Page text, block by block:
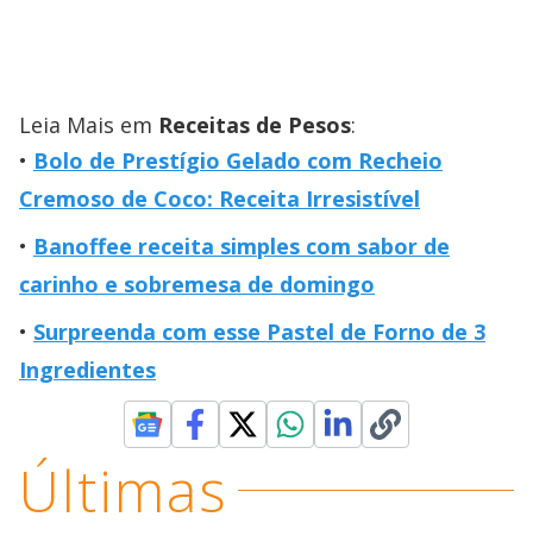
Leia Mais em Receitas de Pesos:
Bolo de Prestígio Gelado com Recheio
Cremoso de Coco: Receita Irresistível
Banoffee receita simples com sabor de
carinho e sobremesa de domingo
Surpreenda com esse Pastel de Forno de 3
Ingredientes
Últimas